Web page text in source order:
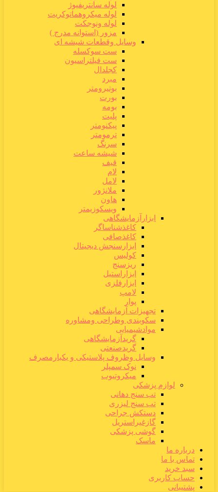
لوله سانتریفیوژ
لوله میکروهماتوکریت
لوله ونوجکت
مزور (استوانه مدرج )
وسایل وقطعات شیشه ای
ست سوکسله
ست فیلتراسیون
کجلدال
مبرد
بوتیرومتر
بورت
بومه
پلیت
پیکنومتر
ترمومتر
سرنگ
شیشه ساعت
قیف
لام
لامل
ملانژور
هاون
ویسکوزیمتر
ابزارآزمایشگاهی
کاغذشناساگر
کاغذصافی
ابزارسنجش دیجیتال
کولیس
ریزسنج
ابزاراستیل
ابزارفلزی
لامپ
پوار
تجهیزات آزمایشگاهی
سکوبندی وطراحی ومشاوره
موادشیمیایی
گریدآزمایشگاهی
گریدصنعتی
وسایل وظروف پلاستیکی و یکبارمصرف
نوک سمپلر
میکروتیوب
لوازم پزشکی
تب سنج دهانی
تب سنج لیزری
دستکش جراحی
گازغیراستریل
گوشی پزشکی
ماسک
درباره ما
تماس با ما
سبد خرید
حساب کاربری
پشتیبانی